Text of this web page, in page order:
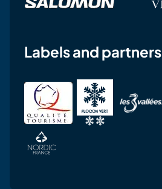
Labels and partners